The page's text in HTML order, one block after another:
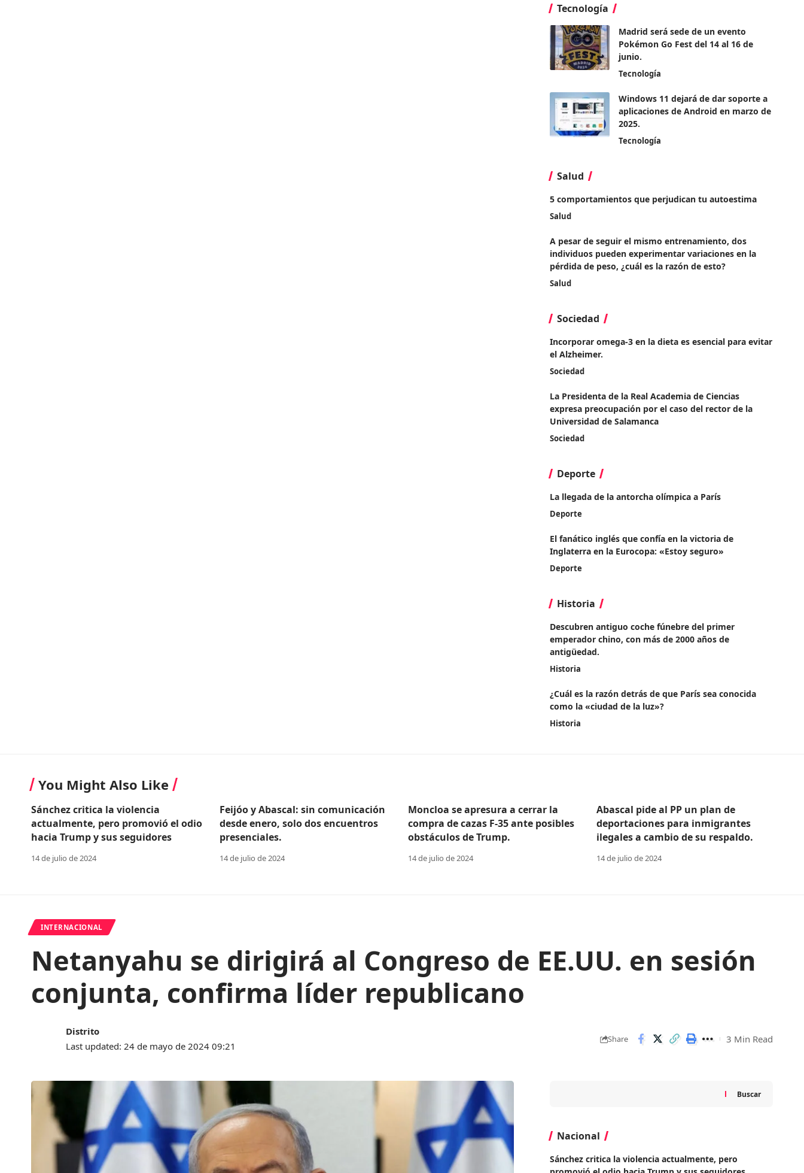
Tecnología
Madrid será sede de un evento
Pokémon Go Fest del 14 al 16 de
junio.
Tecnología
Windows 11 dejará de dar soporte a
aplicaciones de Android en marzo de
2025.
Tecnología
Salud
5 comportamientos que perjudican tu autoestima
Salud
A pesar de seguir el mismo entrenamiento, dos
individuos pueden experimentar variaciones en la
pérdida de peso, ¿cuál es la razón de esto?
Salud
Sociedad
Incorporar omega-3 en la dieta es esencial para evitar
el Alzheimer.
Sociedad
La Presidenta de la Real Academia de Ciencias
expresa preocupación por el caso del rector de la
Universidad de Salamanca
Sociedad
Deporte
La llegada de la antorcha olímpica a París
Deporte
El fanático inglés que confía en la victoria de
Inglaterra en la Eurocopa: «Estoy seguro»
Deporte
Historia
Descubren antiguo coche fúnebre del primer
emperador chino, con más de 2000 años de
antigüedad.
Historia
¿Cuál es la razón detrás de que París sea conocida
como la «ciudad de la luz»?
Historia
You Might Also Like
Sánchez critica la violencia
actualmente, pero promovió el odio
hacia Trump y sus seguidores
14 de julio de 2024
Feijóo y Abascal: sin comunicación
desde enero, solo dos encuentros
presenciales.
14 de julio de 2024
Moncloa se apresura a cerrar la
compra de cazas F-35 ante posibles
obstáculos de Trump.
14 de julio de 2024
Abascal pide al PP un plan de
deportaciones para inmigrantes
ilegales a cambio de su respaldo.
14 de julio de 2024
INTERNACIONAL
Netanyahu se dirigirá al Congreso de EE.UU. en sesión
conjunta, confirma líder republicano
Last updated: 24 de mayo de 2024 09:21
Distrito
Share 3 Min Read
Buscar
Nacional
Sánchez critica la violencia actualmente, pero